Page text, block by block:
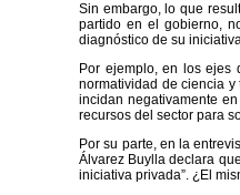
Sin embargo, lo que
partido en el gobierno,
diagnóstico de su
Por ejemplo, en los ejes
normatividad de ciencia
incidan negativamente
recursos del sector para
Por su parte, en la
Álvarez Buylla declara
iniciativa privada”. ¿El